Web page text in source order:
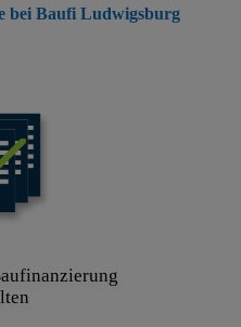
bei Baufi Ludwigsburg